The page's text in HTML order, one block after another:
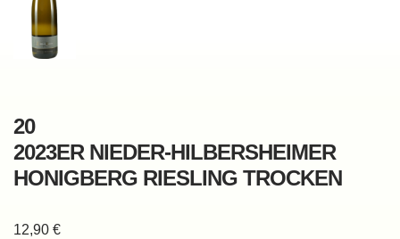
20
2023ER NIEDER-HILBERSHEIMER
HONIGBERG RIESLING TROCKEN
12,90 €